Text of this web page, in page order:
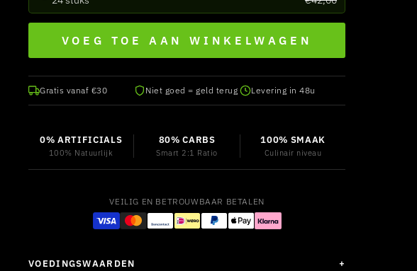
VOEG TOE AAN WINKELWAGEN
Gratis vanaf €30 Niet goed = geld terug Levering in 48u
0% ARTIFICIALS
100% Natuurlijk
80% CARBS
Smart 2:1 Ratio
100% SMAAK
Culinair niveau
VEILIG EN BETROUWBAAR BETALEN
VOEDINGSWAARDEN +